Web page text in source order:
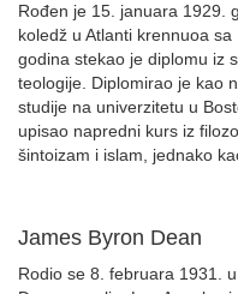
Rođen je 15. januara 1929.
koledž u Atlanti krennuoa
godina stekao je diplomu iz
teologije. Diplomirao je kao
studije na univerzitetu u
upisao napredni kurs iz
šintoizam i islam, jednako
James Byron Dean
Rodio se 8. februara 1931.